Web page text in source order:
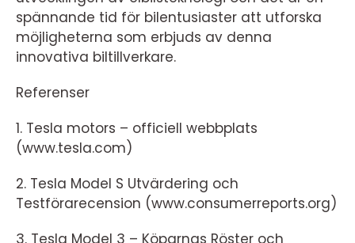
spännande tid för bilentusiaster att utforska
möjligheterna som erbjuds av denna
innovativa biltillverkare.
Referenser
1. Tesla motors – officiell webbplats
(www.tesla.com)
2. Tesla Model S Utvärdering och
Testförarecension (www.consumerreports.org)
3. Tesla Model 3 – Köparnas Röster och